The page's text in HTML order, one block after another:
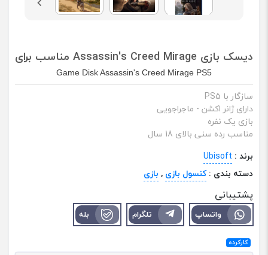
دیسک بازی Assassin's Creed Mirage مناسب برای PS5
Game Disk Assassin's Creed Mirage PS5
سازگار با PS5
دارای ژانر اکشن - ماجراجویی
بازی یک نفره
مناسب رده سنی بالای 18 سال
برند : Ubisoft
دسته بندی :کنسول بازی , بازی
پشتیبانی
واتساپ تلگرام بله
کارکرده